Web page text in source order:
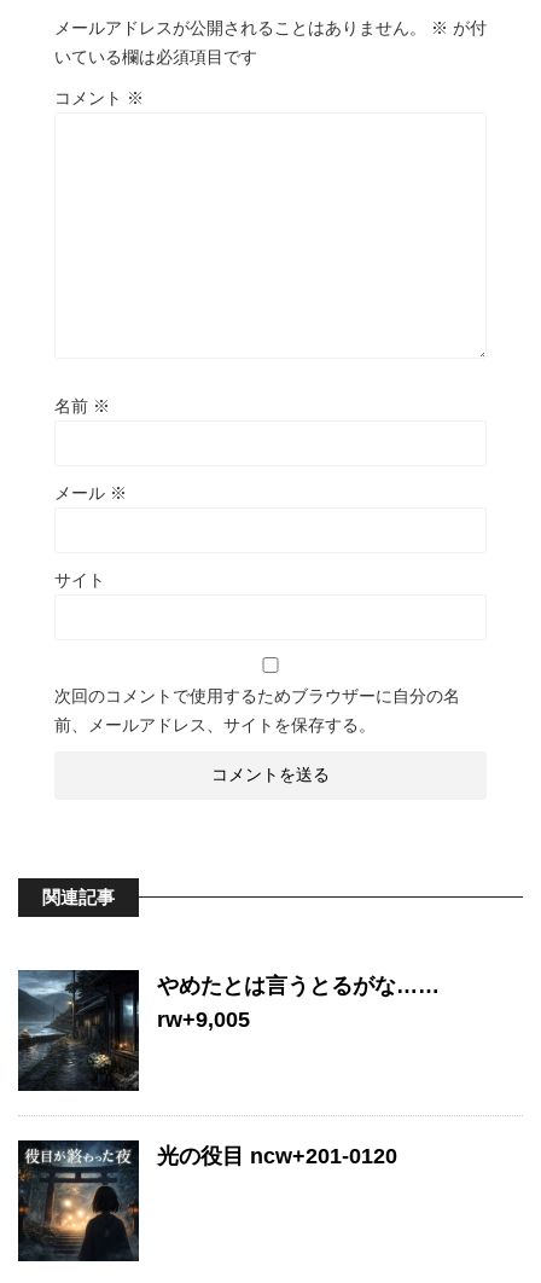
メールアドレスが公開されることはありません。 ※ が付
いている欄は必須項目です
コメント ※
名前 ※
メール ※
サイト
次回のコメントで使用するためブラウザーに自分の名
前、メールアドレス、サイトを保存する。
関連記事
やめたとは言うとるがな……
rw+9,005
光の役目 ncw+201-0120